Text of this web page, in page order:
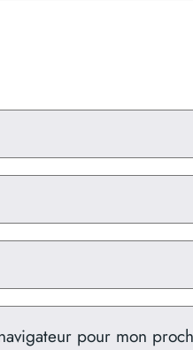
pour mon